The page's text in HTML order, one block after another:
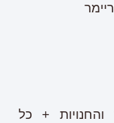
והחנויות + כל